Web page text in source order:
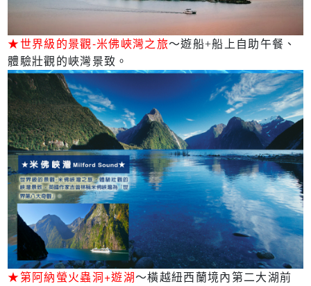
★世界級的景觀-米佛峽灣之旅～遊船+船上自助午餐、
體驗壯觀的峽灣景致。
★第阿納螢火蟲洞+遊湖～橫越紐西蘭境內第二大湖前